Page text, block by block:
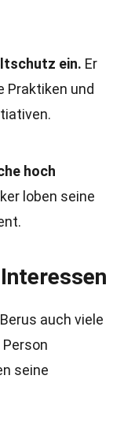
ein. Er
Praktiken und
hoch
loben seine
auch viele
seine